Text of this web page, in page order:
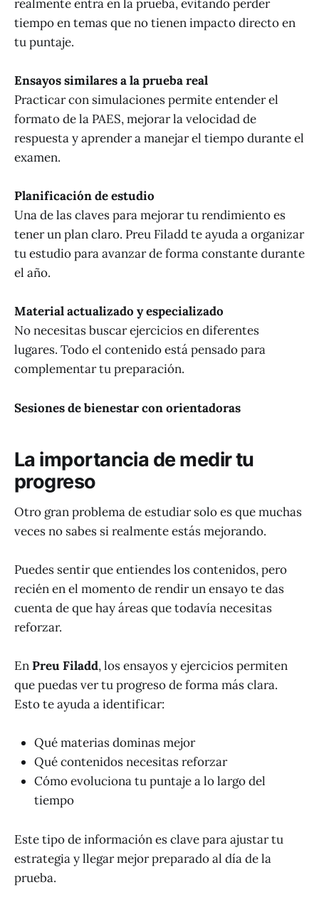
realmente entra en la prueba, evitando perder
tiempo en temas que no tienen impacto directo en
tu puntaje.
Ensayos similares a la prueba real
Practicar con simulaciones permite entender el
formato de la PAES, mejorar la velocidad de
respuesta y aprender a manejar el tiempo durante el
examen.
Planificación de estudio
Una de las claves para mejorar tu rendimiento es
tener un plan claro. Preu Filadd te ayuda a organizar
tu estudio para avanzar de forma constante durante
el año.
Material actualizado y especializado
No necesitas buscar ejercicios en diferentes
lugares. Todo el contenido está pensado para
complementar tu preparación.
Sesiones de bienestar con orientadoras
La importancia de medir tu
progreso
Otro gran problema de estudiar solo es que muchas
veces no sabes si realmente estás mejorando.
Puedes sentir que entiendes los contenidos, pero
recién en el momento de rendir un ensayo te das
cuenta de que hay áreas que todavía necesitas
reforzar.
EnPreu Filadd, los ensayos y ejercicios permiten
que puedas ver tu progreso de forma más clara.
Esto te ayuda a identificar:
Qué materias dominas mejor
Qué contenidos necesitas reforzar
Cómo evoluciona tu puntaje a lo largo del
tiempo
Este tipo de información es clave para ajustar tu
estrategia y llegar mejor preparado al día de la
prueba.